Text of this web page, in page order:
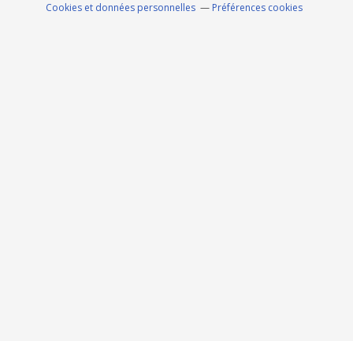
Cookies et données personnelles Préférences cookies